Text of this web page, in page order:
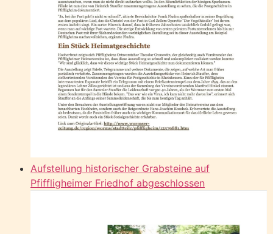
Aufstellung historischer Grabsteine auf
Pfiffligheimer Friedhof abgeschlossen